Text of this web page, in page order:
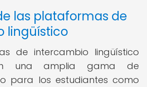
las plataformas de
lingüístico
de intercambio lingüístico
una amplia gama de
para los estudiantes como